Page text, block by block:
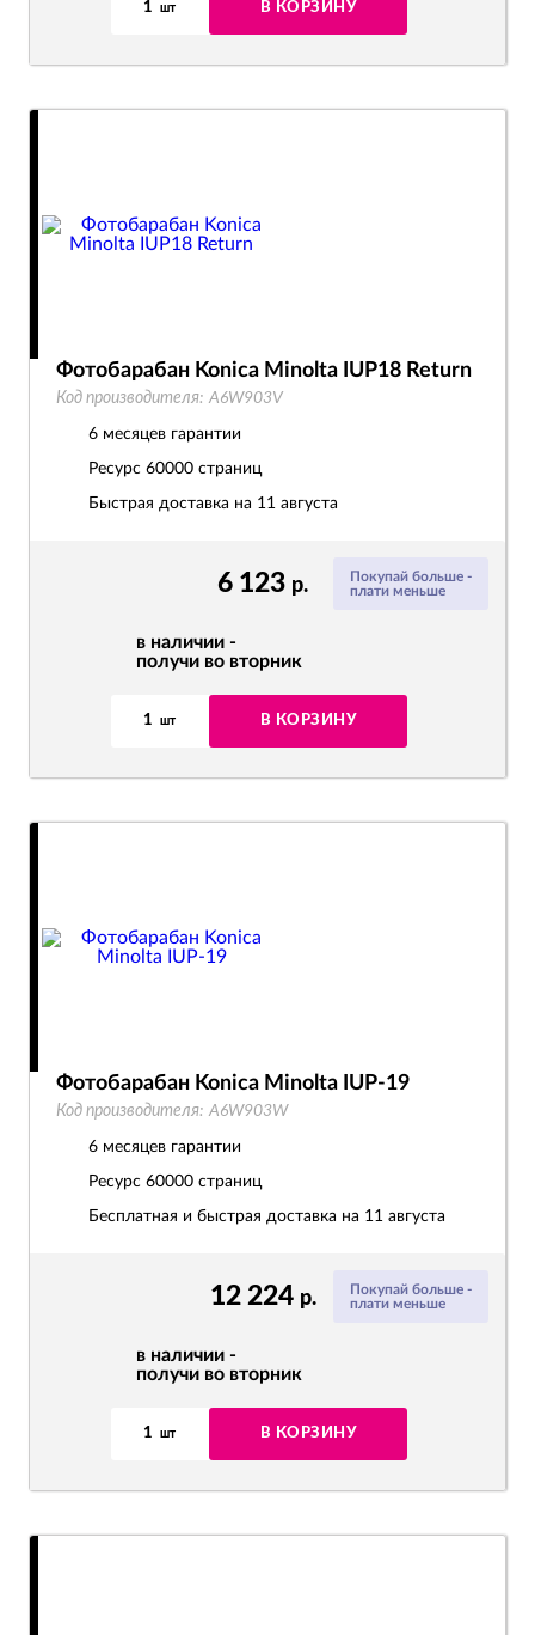
1 шт В КОРЗИНУ
Покупай больше -
плати меньше
6 123 р.
в наличии -
получи во вторник
1 шт В КОРЗИНУ
Фотобарабан Konica Minolta IUP18 Return
Код производителя: A6W903V
6 месяцев гарантии
Ресурс 60000 страниц
Быстрая доставка на 11 августа
Покупай больше -
плати меньше
12 224 р.
в наличии -
получи во вторник
1 шт В КОРЗИНУ
Фотобарабан Konica Minolta IUP-19
Код производителя: A6W903W
6 месяцев гарантии
Ресурс 60000 страниц
Бесплатная и быстрая доставка на 11 августа